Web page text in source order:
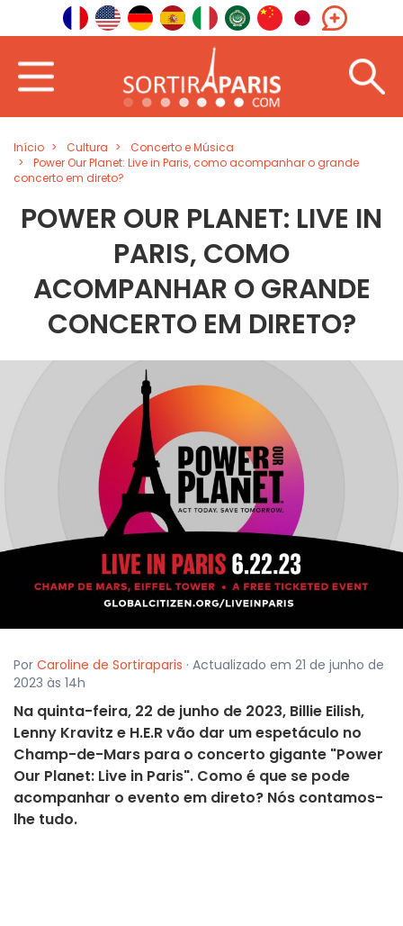
Início Cultura
Concerto e Música
Power Our Planet: Live in Paris, como acompanhar o grande
concerto em direto?
POWER OUR PLANET: LIVE IN
PARIS, COMO
ACOMPANHAR O GRANDE
CONCERTO EM DIRETO?
Por Caroline de Sortiraparis · Actualizado em 21 de junho de
2023 às 14h
Na quinta-feira, 22 de junho de 2023, Billie Eilish,
Lenny Kravitz e H.E.R vão dar um espetáculo no
Champ-de-Mars para o concerto gigante "Power
Our Planet: Live in Paris". Como é que se pode
acompanhar o evento em direto? Nós contamos-
lhe tudo.